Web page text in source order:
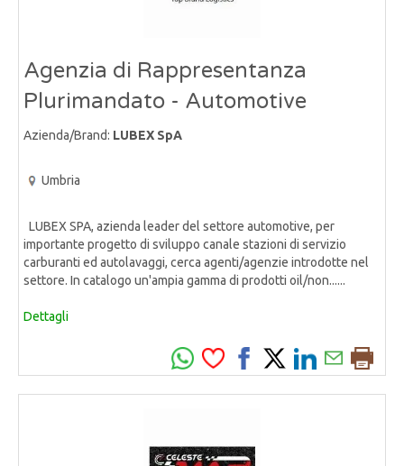
Agenzia di Rappresentanza
Plurimandato - Automotive
Azienda/Brand: LUBEX SpA
Umbria
LUBEX SPA, azienda leader del settore automotive, per
importante progetto di sviluppo canale stazioni di servizio
carburanti ed autolavaggi, cerca agenti/agenzie introdotte nel
settore. In catalogo un'ampia gamma di prodotti oil/non......
Dettagli